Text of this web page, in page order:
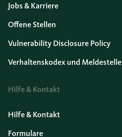
Jobs & Karriere
Offene Stellen
Vulnerability Disclosure Policy
Verhaltenskodex und Meldestelle
Hilfe & Kontakt
Hilfe & Kontakt
Formulare